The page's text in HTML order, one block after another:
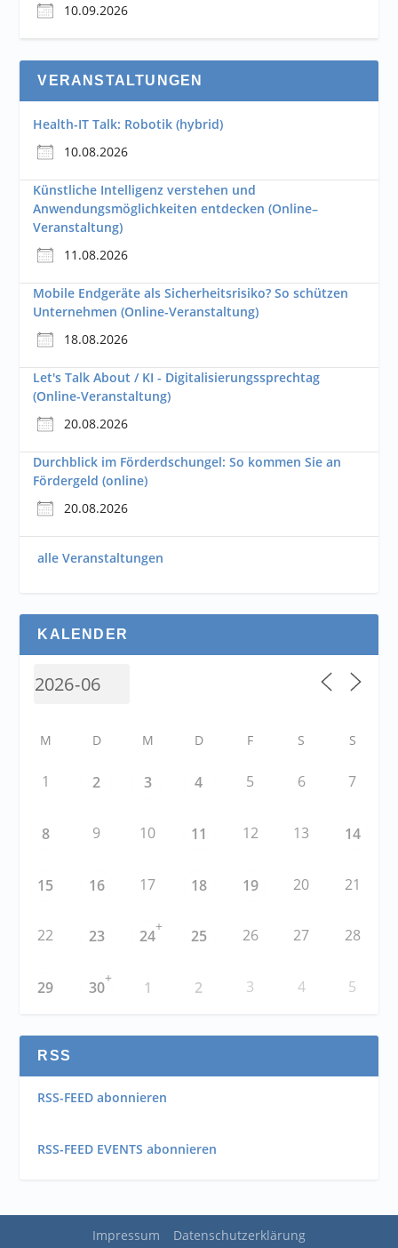
10.09.2026
VERANSTALTUNGEN
Health-IT Talk: Robotik (hybrid)
10.08.2026
Künstliche Intelligenz verstehen und
Anwendungsmöglichkeiten entdecken (Online–
Veranstaltung)
11.08.2026
Mobile Endgeräte als Sicherheitsrisiko? So schützen
Unternehmen (Online-Veranstaltung)
18.08.2026
Let's Talk About / KI - Digitalisierungssprechtag
(Online-Veranstaltung)
20.08.2026
Durchblick im Förderdschungel: So kommen Sie an
Fördergeld (online)
20.08.2026
alle Veranstaltungen
KALENDER
M D M D F S S
1 2 3 4 5 6 7
8 9 10 11 12 13 14
15 16 17 18 19 20 21
22 23 24
+
25 26 27 28
29 30
+
1 2 3 4 5
RSS
RSS-FEED abonnieren
RSS-FEED EVENTS abonnieren
Impressum Datenschutzerklärung